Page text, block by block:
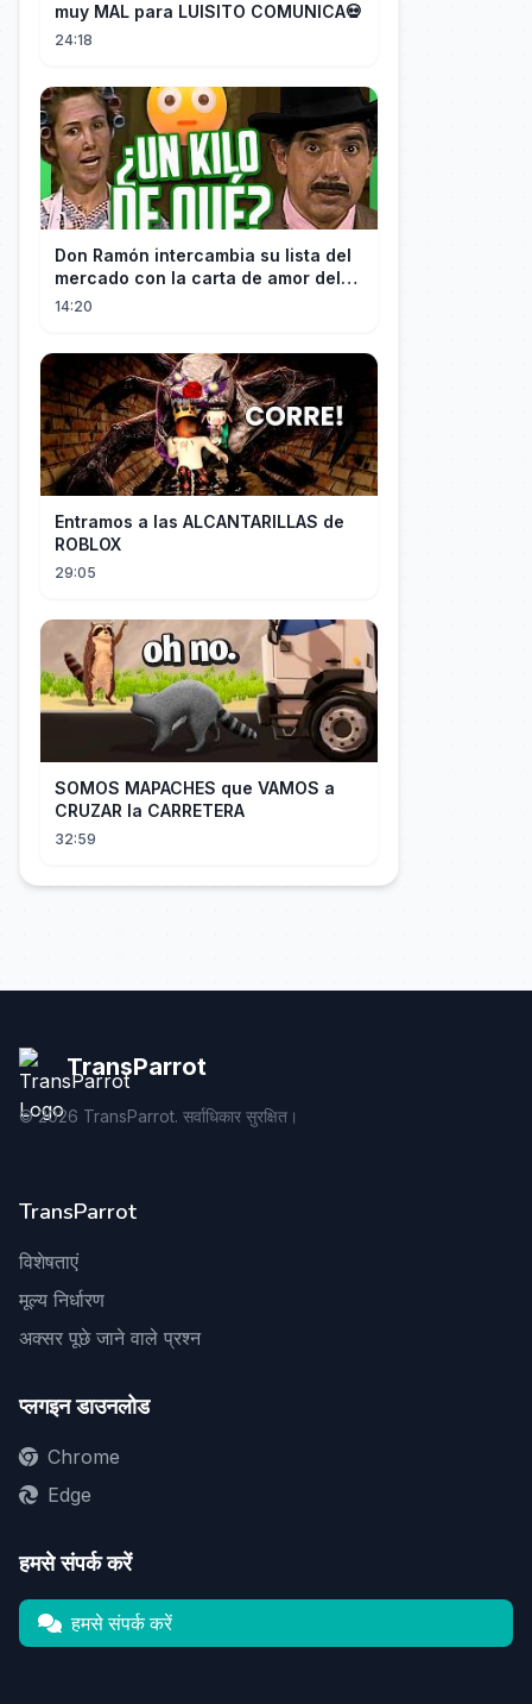
muy MAL para LUISITO COMUNICA💀
24:18
Don Ramón intercambia su lista del
mercado con la carta de amor del
Profesor
14:20
Entramos a las ALCANTARILLAS de
ROBLOX
29:05
SOMOS MAPACHES que VAMOS a
CRUZAR la CARRETERA
32:59
TransParrot
©2026 TransParrot. सर्वाधिकार सुरक्षित।
TransParrot
विशेषताएं
मूल्य निर्धारण
अक्सर पूछे जाने वाले प्रश्न
प्लगइन डाउनलोड
Chrome
Edge
हमसे संपर्क करें
हमसे संपर्क करें